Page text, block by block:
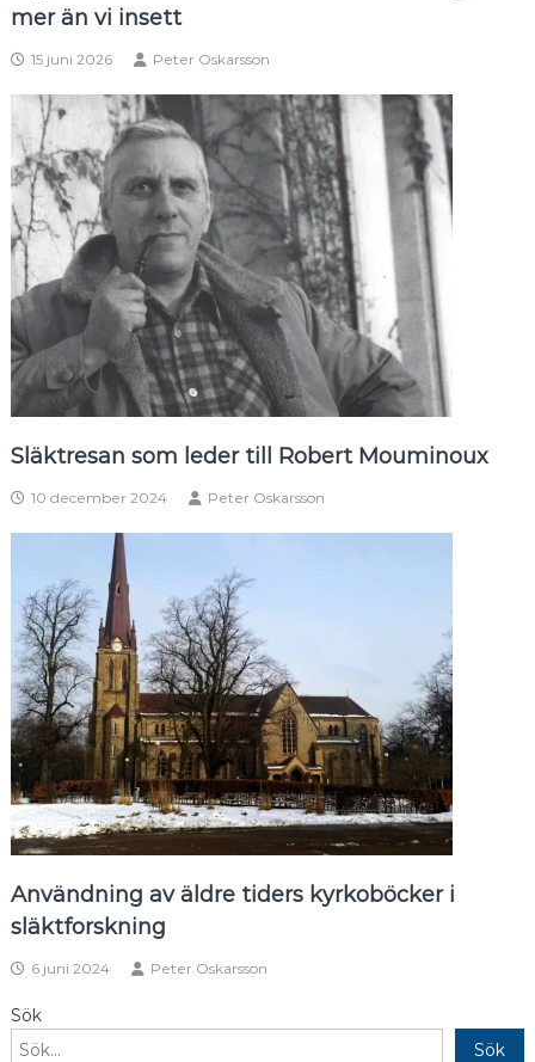
mer än vi insett
15 juni 2026 Peter Oskarsson
Släktresan som leder till Robert Mouminoux
10 december 2024 Peter Oskarsson
Användning av äldre tiders kyrkoböcker i
släktforskning
6 juni 2024 Peter Oskarsson
Sök
Sök